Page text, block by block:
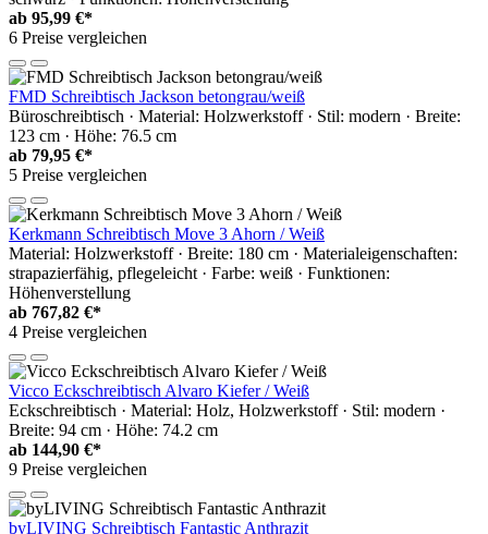
ab 95,99 €*
6 Preise vergleichen
FMD Schreibtisch Jackson betongrau/weiß
Büroschreibtisch · Material: Holzwerkstoff · Stil: modern · Breite:
123 cm · Höhe: 76.5 cm
ab 79,95 €*
5 Preise vergleichen
Kerkmann Schreibtisch Move 3 Ahorn / Weiß
Material: Holzwerkstoff · Breite: 180 cm · Materialeigenschaften:
strapazierfähig, pflegeleicht · Farbe: weiß · Funktionen:
Höhenverstellung
ab 767,82 €*
4 Preise vergleichen
Vicco Eckschreibtisch Alvaro Kiefer / Weiß
Eckschreibtisch · Material: Holz, Holzwerkstoff · Stil: modern ·
Breite: 94 cm · Höhe: 74.2 cm
ab 144,90 €*
9 Preise vergleichen
byLIVING Schreibtisch Fantastic Anthrazit